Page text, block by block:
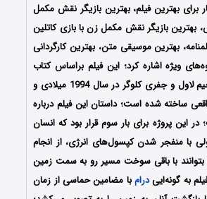
اسکار برای بهترین فیلم، بهترین بازیگر نقش مکمل
بهترین بازیگر نقش مکمل زن با بازی کاتلین
بهترین موسیقی متن، بهترین کارگردانی
ویژه اشاره کرد؛ این فیلم براساس کتاب
ماه گمشده نوشته جیم لاول و جفری کلوگر در سال 1994 میلادی و
ساخته شده است؛ داستان این فیلم درباره
13 است؛ در این پروژه برای بار سوم قرار بود که انسان
با منفجر شدن کپسول‌های انرژی، از انجام
بتوانند با باقی سوخت مسیر رو به سمت زمین
به گونه‌اییدرامبا مضامین حماسی از زمان